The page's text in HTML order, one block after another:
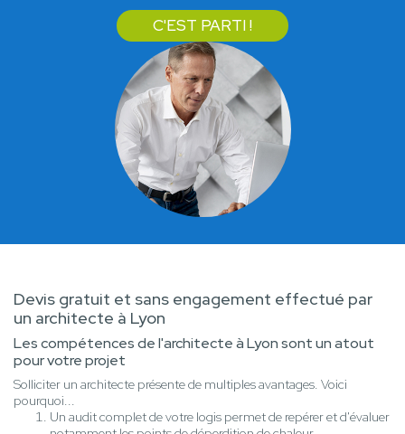
C'EST PARTI !
Devis gratuit et sans engagement effectué par
un architecte à Lyon
Les compétences de l'architecte à Lyon sont un atout
pour votre projet
Solliciter un architecte présente de multiples avantages. Voici
pourquoi...
Un audit complet de votre logis permet de repérer et d'évaluer